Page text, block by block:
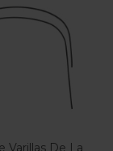
Varillas De La